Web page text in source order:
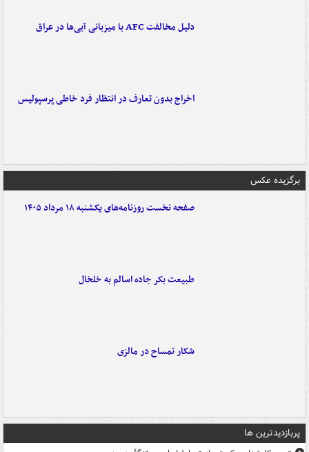
دلیل مخالفت AFC با میزبانی آبی‌ها در عراق
اخراج بدون تعارف در انتظار فرد خاطی پرسپولیس
برگزیده عکس
صفحه نخست روزنامه‌های یکشنبه ۱۸ مرداد ۱۴۰۵
طبیعت بکر جاده اسالم به خلخال
شکار تمساح در مالزی
پربازدیدترین ها